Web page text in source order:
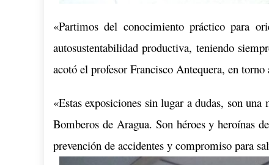
«Partimos del conocimiento práctico para
autosustentabilidad productiva, teniendo
acotó el profesor Francisco Antequera, en torno
«Estas exposiciones sin lugar a dudas, son
Bomberos de Aragua. Son héroes y heroínas
prevención de accidentes y compromiso para